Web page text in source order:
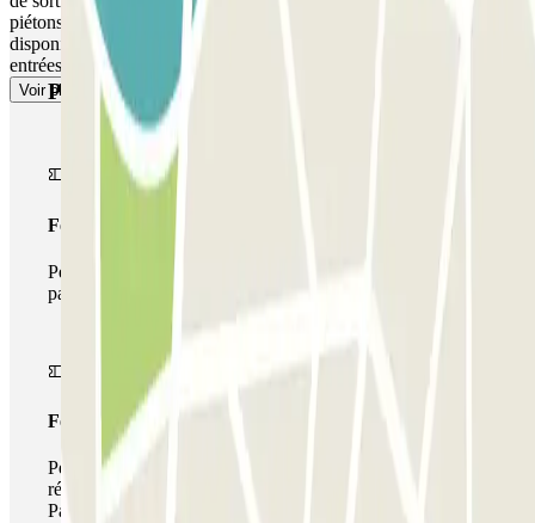
piétons, ouvrez la porte ou la barrière avec le code ou le QR CODE
disponible dans votre réservation. La réservation permet toujours des
entrées et sorties multiples.
Voir plusProduits Parclick
Forfait Simple
Pendant votre séjour, vous ne pourrez entrer et sortir du
parking qu'une seule fois
Forfait de stationnement multiple
Pendant votre séjour, vous pouvez utiliser l'ensemble du
réseau de parkings de cet opérateur disponible sur
Parclick.